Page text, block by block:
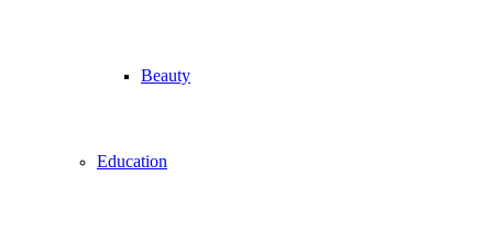
Beauty
Education